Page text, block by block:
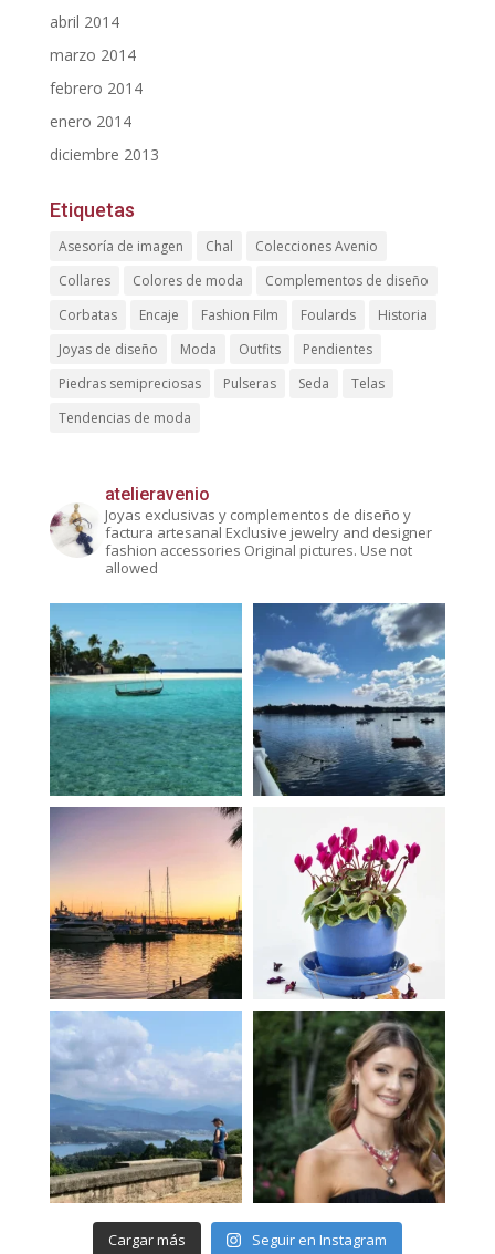
abril 2014
marzo 2014
febrero 2014
enero 2014
diciembre 2013
Etiquetas
Asesoría de imagen Chal
Colecciones Avenio
Collares
Colores de moda
Complementos de diseño
Corbatas
Encaje Fashion Film Foulards
Historia
Joyas de diseño
Moda Outfits
Pendientes
Piedras semipreciosas
Pulseras Seda
Telas
Tendencias de moda
atelieravenio
Joyas exclusivas y complementos de diseño y
factura artesanal Exclusive jewelry and designer
fashion accessories Original pictures. Use not
allowed
Cargar más Seguir en Instagram